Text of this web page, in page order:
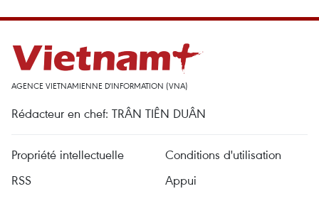
AGENCE VIETNAMIENNE D'INFORMATION (VNA)
Rédacteur en chef: TRÂN TIÊN DUÂN
Propriété intellectuelle
Conditions d'utilisation
RSS
Appui